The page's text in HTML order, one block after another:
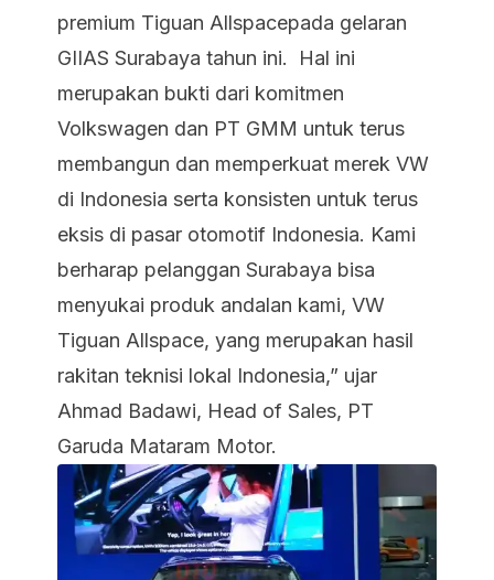
premium Tiguan Allspacepada gelaran
GIIAS Surabaya tahun ini. Hal ini
merupakan bukti dari komitmen
Volkswagen dan PT GMM untuk terus
membangun dan memperkuat merek VW
di Indonesia serta konsisten untuk terus
eksis di pasar otomotif Indonesia. Kami
berharap pelanggan Surabaya bisa
menyukai produk andalan kami, VW
Tiguan Allspace, yang merupakan hasil
rakitan teknisi lokal Indonesia,” ujar
Ahmad Badawi, Head of Sales, PT
Garuda Mataram Motor.